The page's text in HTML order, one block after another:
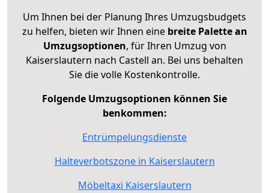
Um Ihnen bei der Planung Ihres Umzugsbudgets
zu helfen, bieten wir Ihnen eine breite Palette an
Umzugsoptionen, für Ihren Umzug von
Kaiserslautern nach Castell an. Bei uns behalten
Sie die volle Kostenkontrolle.
Folgende Umzugsoptionen können Sie
benkommen:
Entrümpelungsdienste
Halteverbotszone in Kaiserslautern
Möbeltaxi Kaiserslautern